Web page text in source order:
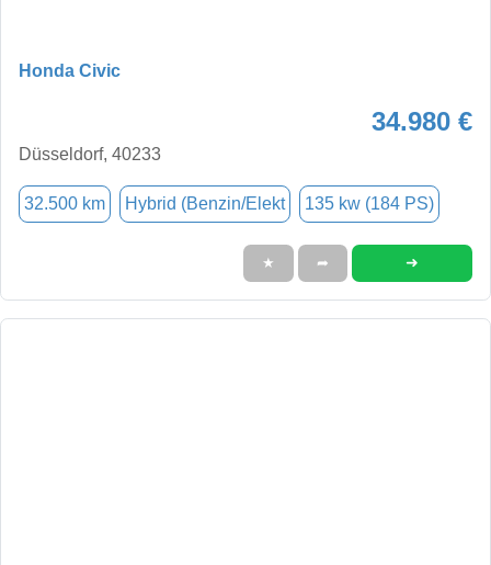
Honda Civic
34.980 €
Düsseldorf, 40233
32.500 km Hybrid (Benzin/Elekt 135 kw (184 PS)
★ ➦ ➜